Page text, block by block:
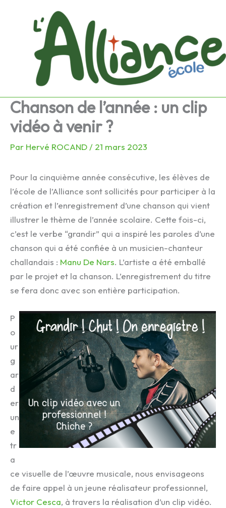
Chanson de l’année : un clip
vidéo à venir ?
Par Hervé ROCAND / 21 mars 2023
Pour la cinquième année consécutive, les élèves de
l’école de l’Alliance sont sollicités pour participer à la
création et l’enregistrement d’une chanson qui vient
illustrer le thème de l’année scolaire. Cette fois-ci,
c’est le verbe “grandir” qui a inspiré les paroles d’une
chanson qui a été confiée à un musicien-chanteur
challandais : Manu De Nars. L’artiste a été emballé
par le projet et la chanson. L’enregistrement du titre
se fera donc avec son entière participation.
P
o
ur
g
ar
d
er
un
e
tr
a
ce visuelle de l’œuvre musicale, nous envisageons
de faire appel à un jeune réalisateur professionnel,
Victor Cesca, à travers la réalisation d’un clip vidéo.